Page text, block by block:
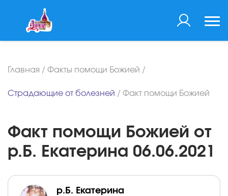
Главная / Факты помощи Божией /
Страдающие от болезней / Факт помощи Божией
Факт помощи Божией от
р.Б. Екатерина 06.06.2021
р.Б. Екатерина